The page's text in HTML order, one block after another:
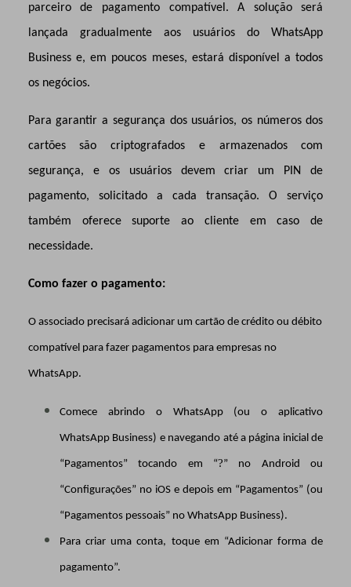
parceiro de pagamento compatível. A solução será
lançada gradualmente aos usuários do WhatsApp
Business e, em poucos meses, estará disponível a todos
os negócios.
Para garantir a segurança dos usuários, os números dos
cartões são criptografados e armazenados com
segurança, e os usuários devem criar um PIN de
pagamento, solicitado a cada transação. O serviço
também oferece suporte ao cliente em caso de
necessidade.
Como fazer o pagamento:
O associado precisará adicionar um cartão de crédito ou débito
compatível para fazer pagamentos para empresas no
WhatsApp.
Comece abrindo o WhatsApp (ou o aplicativo
WhatsApp Business) e navegando até a página inicial de
“Pagamentos” tocando em “?” no Android ou
“Configurações” no iOS e depois em “Pagamentos” (ou
“Pagamentos pessoais” no WhatsApp Business).
Para criar uma conta, toque em “Adicionar forma de
pagamento”.